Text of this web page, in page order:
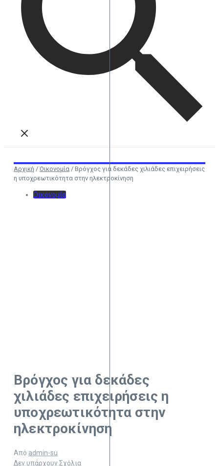
Αρχική / Οικονομία / Βρόγχος για δεκάδες χιλιάδες επιχειρήσεις
η υποχρεωτικότητα στην ηλεκτροκίνηση
Οικονομία
Βρόγχος για δεκάδες
χιλιάδες επιχειρήσεις η
υποχρεωτικότητα στην
ηλεκτροκίνηση
Από admin-su
Δεν υπάρχουν Σχόλια